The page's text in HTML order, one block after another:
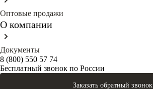
Оптовые продажи
О компании
Документы
8 (800) 550 57 74
Бесплатный звонок по России
Заказать обратный звонок